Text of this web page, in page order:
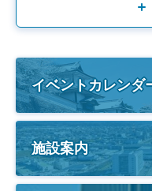
イベントカレンダ
施設案内